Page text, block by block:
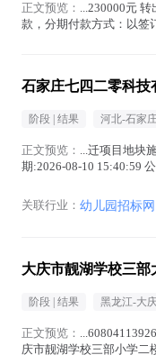
正文预览： ...230000元
款，分期付款方式：以签
石家庄七四二零科技
阶段 | 结果 河北-石家
正文预览： ...迁项目地块
期:2026-08-10 15:40:59
关联行业： 幼儿园招标网
大庆市靓湖学校三
阶段 | 结果 黑龙江-大
正文预览：
庆市靓湖学校三部小学二